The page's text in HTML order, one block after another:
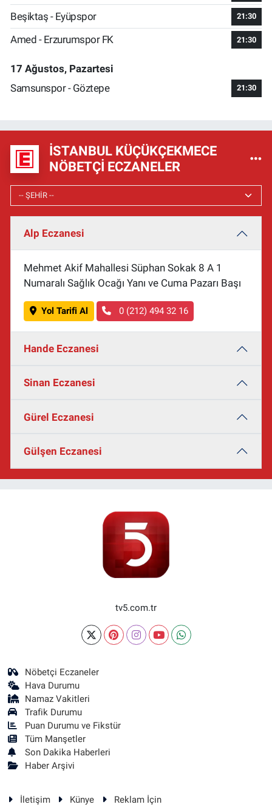
Beşiktaş - Eyüpspor 21:30
Amed - Erzurumspor FK 21:30
17 Ağustos, Pazartesi
Samsunspor - Göztepe
21:30
İSTANBUL KÜÇÜKÇEKMECE
NÖBETÇI ECZANELER
Alp Eczanesi
Mehmet Akif Mahallesi Süphan Sokak 8 A 1
Numaralı Sağlık Ocağı Yanı ve Cuma Pazarı Başı
Yol Tarifi Al 0 (212) 494 32 16
Hande Eczanesi
Sinan Eczanesi
Gürel Eczanesi
Gülşen Eczanesi
tv5.com.tr
Nöbetçi Eczaneler
Hava Durumu
Namaz Vakitleri
Trafik Durumu
Puan Durumu ve Fikstür
Tüm Manşetler
Son Dakika Haberleri
Haber Arşivi
İletişim Künye Reklam İçin